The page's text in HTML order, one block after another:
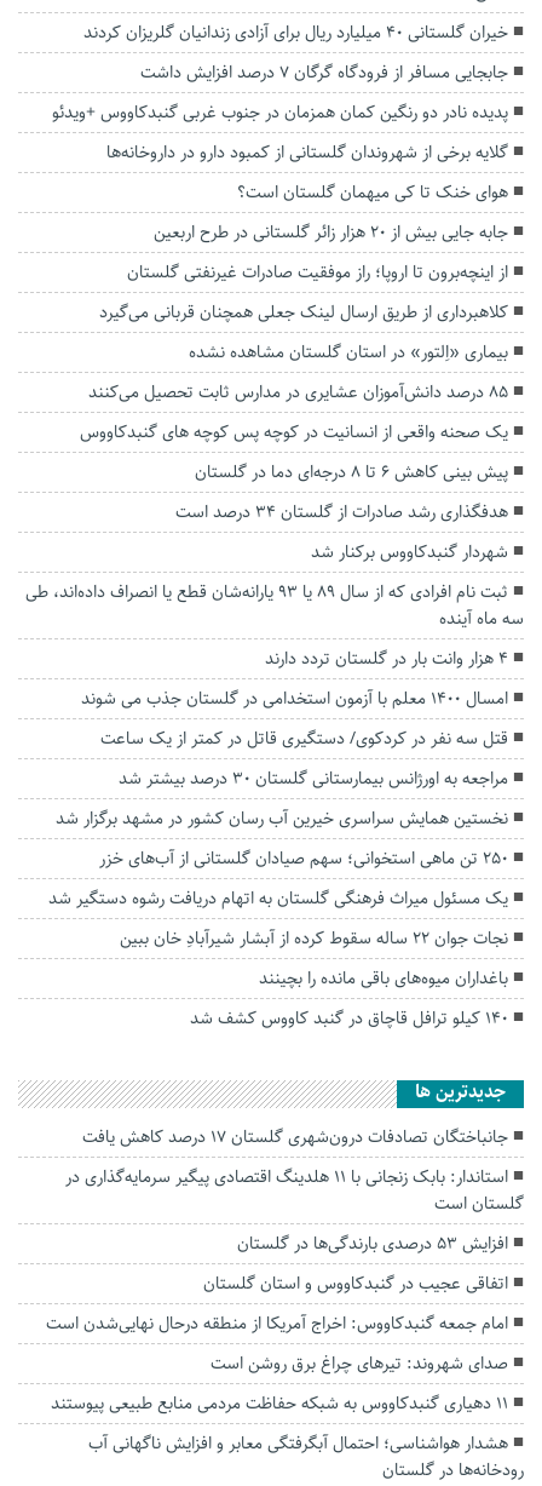
خیران گلستانی ۴۰ میلیارد ریال برای آزادی زندانیان گلریزان کردند
جابجایی مسافر از فرودگاه گرگان ۷ درصد افزایش داشت
پدیده نادر دو رنگین کمان همزمان در جنوب غربی گنبدکاووس +ویدئو
گلایه برخی از شهروندان گلستانی از کمبود دارو در داروخانه‌ها
هوای خنک تا کی میهمان گلستان است؟
جابه جایی بیش از ۲۰ هزار زائر گلستانی در طرح اربعین
از اینچه‌برون تا اروپا؛ راز موفقیت صادرات غیرنفتی گلستان
کلاهبرداری از طریق ارسال لینک جعلی همچنان قربانی می‌گیرد
بیماری «اِلتور» در استان گلستان مشاهده نشده
۸۵ درصد دانش‌آموزان عشایری در مدارس ثابت تحصیل می‌کنند
یک صحنه واقعی از انسانیت در کوچه پس کوچه های گنبدکاووس
پیش بینی کاهش ۶ تا ۸ درجه‌ای دما در گلستان
هدفگذاری رشد صادرات از گلستان ۳۴ درصد است
شهردار گنبدکاووس برکنار شد
ثبت نام افرادی که از سال ۸۹ یا ۹۳ یارانه‌شان قطع یا انصراف داده‌اند، طی
سه ماه آینده
۴ هزار وانت بار در گلستان تردد دارند
امسال ۱۴۰۰ معلم با آزمون استخدامی در گلستان جذب می شوند
قتل سه نفر در کردکوی/ دستگیری قاتل در کمتر از یک ساعت
مراجعه به اورژانس بیمارستانی گلستان ۳۰ درصد بیشتر شد
نخستین همایش سراسری خیرین آب رسان کشور در مشهد برگزار شد
۲۵۰ تن ماهی استخوانی؛ سهم صیادان گلستانی از آب‌های خزر
یک مسئول میراث فرهنگی گلستان به اتهام دریافت رشوه دستگیر شد
نجات جوان ۲۲ ساله سقوط کرده از آبشار شیرآبادِ خان ببین
باغداران میوه‌های باقی مانده را بچینند
۱۴۰ کیلو ترافل قاچاق در گنبد کاووس کشف شد
جديدترين ها
جانباختگان تصادفات درون‌شهری گلستان ۱۷ درصد کاهش یافت
استاندار: بابک زنجانی با ۱۱ هلدینگ اقتصادی پیگیر سرمایه‌گذاری در
گلستان است
افزایش ۵۳ درصدی بارندگی‌ها در گلستان
اتفاقی عجیب در‌ گنبدکاووس و استان گلستان
امام جمعه گنبدکاووس: اخراج آمریکا از منطقه درحال نهایی‌شدن است
صدای شهروند: تیرهای چراغ برق روشن است
۱۱ دهیاری گنبدکاووس به شبکه حفاظت مردمی منابع طبیعی پیوستند
هشدار هواشناسی؛ احتمال آبگرفتگی معابر و افزایش ناگهانی آب
رودخانه‌ها در گلستان